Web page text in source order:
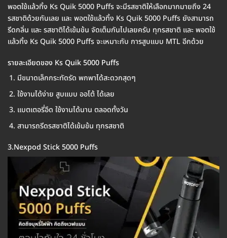
พอตใช้แล้วทิ้ง Ks Quik 5000 Puffs จะมีรสชาติให้เลือกมากมายถึง 24
รสชาติด้วยกันเลย และ พอตใช้แล้วทิ้ง Ks Quik 5000 Puffs ยังสามารถ
รีดกลิ่น และ รสชาติได้เข้มข้น จัดเต็มกันไปเลยครับ ทุกรสชาติ และ พอตใช้
แล้วทิ้ง Ks Quik 5000 Puffs จะเหมาะกับ การสูบแบบ MTL อีกด้วย
รายละเอียดของ Ks Quik 5000 Puffs
มีขนาดเล็กกระทัดรัด พกพาได้สะดวกสุดๆ
ใช้งานได้ง่าย สูบแบบ ออโต้ ได้เลย
แบตเตอรี่อึด ใช้งานได้นาน ตลอดทั้งวัน
สามารถรีดรสชาติได้เข้มข้น ทุกรสชาติ
3.Nexpod Stick 5000 Puffs